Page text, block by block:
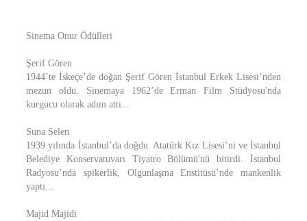
Sinema Onur Ödülleri
Şerif Gören
1944’te İskeçe’de doğan Şerif Gören İstanbul Erkek Lisesi’nden
mezun oldu. Sinemaya 1962’de Erman Film Stüdyosu'nda
kurgucu olarak adım attı...
Suna Selen
1939 yılında İstanbul’da doğdu. Atatürk Kız Lisesi’ni ve İstanbul
Belediye Konservatuvarı Tiyatro Bölümü'nü bitirdi. İstanbul
Radyosu’nda spikerlik, Olgunlaşma Enstitüsü’nde mankenlik
yaptı...
Majid Majidi